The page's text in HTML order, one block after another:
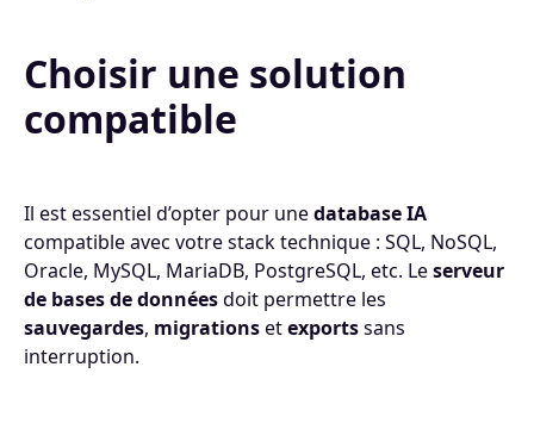
Choisir une solution
compatible
Il est essentiel d’opter pour unedatabase IA
compatible avec votre stack technique : SQL, NoSQL,
Oracle, MySQL, MariaDB, PostgreSQL, etc. Leserveur
de bases de donnéesdoit permettre les
sauvegardes, migrationsetexportssans
interruption.